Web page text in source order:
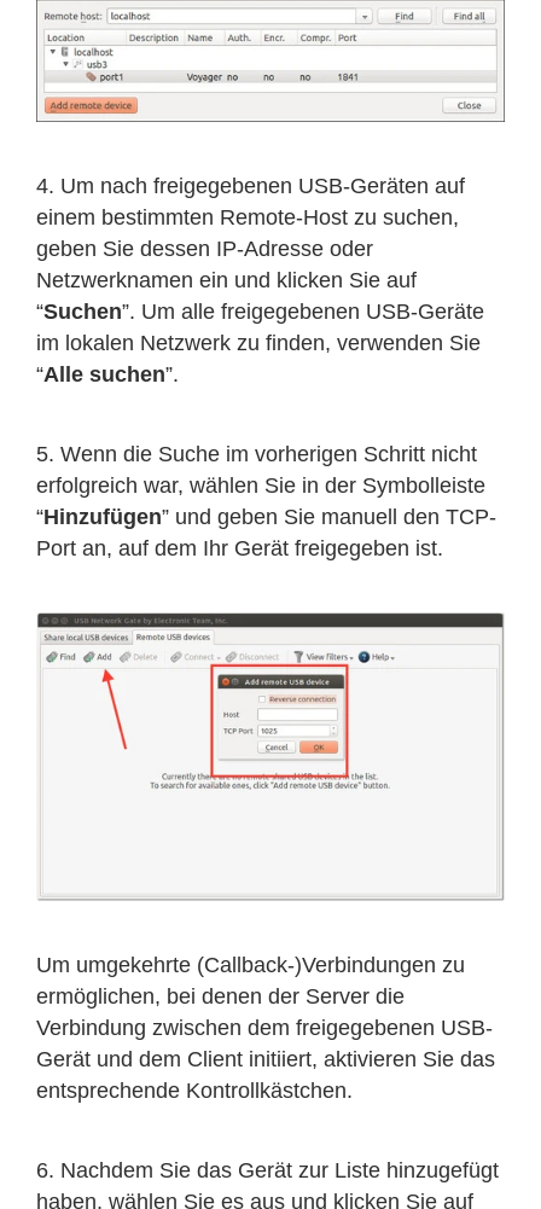
4. Um nach freigegebenen USB-Geräten auf
einem bestimmten Remote-Host zu suchen,
geben Sie dessen IP-Adresse oder
Netzwerknamen ein und klicken Sie auf
“Suchen”. Um alle freigegebenen USB-Geräte
im lokalen Netzwerk zu finden, verwenden Sie
“Alle suchen”.
5. Wenn die Suche im vorherigen Schritt nicht
erfolgreich war, wählen Sie in der Symbolleiste
“Hinzufügen” und geben Sie manuell den TCP-
Port an, auf dem Ihr Gerät freigegeben ist.
Um umgekehrte (Callback-)Verbindungen zu
ermöglichen, bei denen der Server die
Verbindung zwischen dem freigegebenen USB-
Gerät und dem Client initiiert, aktivieren Sie das
entsprechende Kontrollkästchen.
6. Nachdem Sie das Gerät zur Liste hinzugefügt
haben, wählen Sie es aus und klicken Sie auf